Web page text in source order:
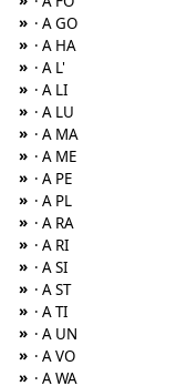
» · A GO
» · A HA
» · A L'
» · A LI
» · A LU
» · A MA
» · A ME
» · A PE
» · A PL
» · A RA
» · A RI
» · A SI
» · A ST
» · A TI
» · A UN
» · A VO
» · A WA